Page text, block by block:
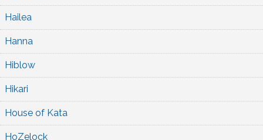
Hailea
Hanna
Hiblow
Hikari
House of Kata
HoZelock